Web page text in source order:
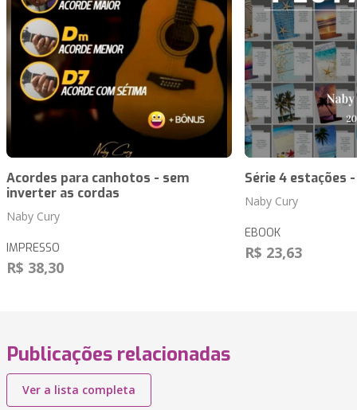
Acordes para canhotos - sem
inverter as cordas
Naby Cury
IMPRESSO
R$ 38,30
Série 4 estações
Naby Cury
EBOOK
R$ 23,63
Publicações relacionadas
Ver a lista completa